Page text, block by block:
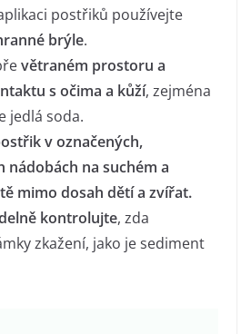
postřiků používejte
brýle.
větraném prostoru a
s očima a kůží, zejména
jedlá soda.
v označených,
nádobách na suchém a
mimo dosah dětí a zvířat.
kontrolujte, zda
zkažení, jako je sediment